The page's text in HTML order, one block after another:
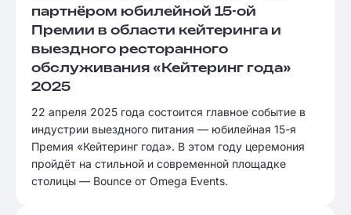
партнёром юбилейной 15-ой
Премии в области кейтеринга и
выездного ресторанного
обслуживания «Кейтеринг года»
2025
22 апреля 2025 года состоится главное событие в
индустрии выездного питания — юбилейная 15-я
Премия «Кейтеринг года». В этом году церемония
пройдёт на стильной и современной площадке
столицы — Bounce от Omega Events.